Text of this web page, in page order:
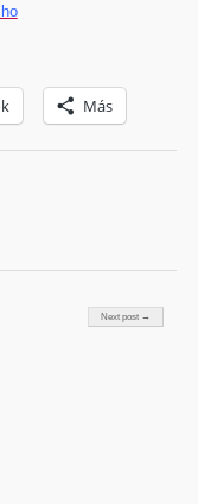
Más
Next post →